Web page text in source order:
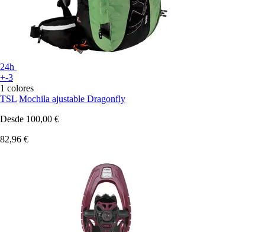
24h
+-3
1 colores
TSL Mochila ajustable Dragonfly
Desde 100,00 €
82,96 €